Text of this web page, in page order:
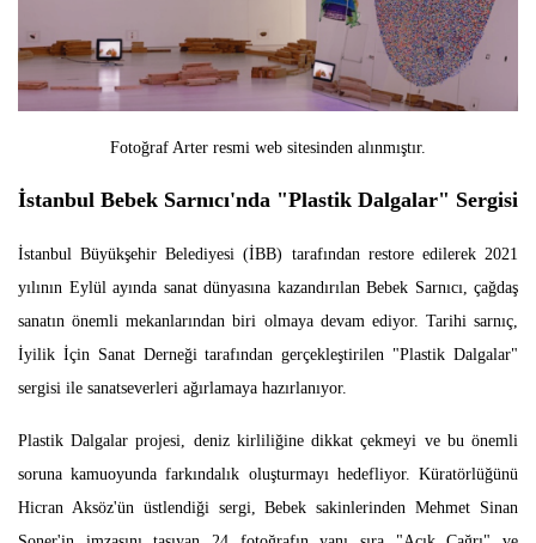
Fotoğraf Arter resmi web sitesinden alınmıştır.
İstanbul Bebek Sarnıcı'nda "Plastik Dalgalar" Sergisi
İstanbul Büyükşehir Belediyesi (İBB) tarafından restore edilerek 2021
yılının Eylül ayında sanat dünyasına kazandırılan Bebek Sarnıcı, çağdaş
sanatın önemli mekanlarından biri olmaya devam ediyor. Tarihi sarnıç,
İyilik İçin Sanat Derneği tarafından gerçekleştirilen "Plastik Dalgalar"
sergisi ile sanatseverleri ağırlamaya hazırlanıyor.
Plastik Dalgalar projesi, deniz kirliliğine dikkat çekmeyi ve bu önemli
soruna kamuoyunda farkındalık oluşturmayı hedefliyor. Küratörlüğünü
Hicran Aksöz'ün üstlendiği sergi, Bebek sakinlerinden Mehmet Sinan